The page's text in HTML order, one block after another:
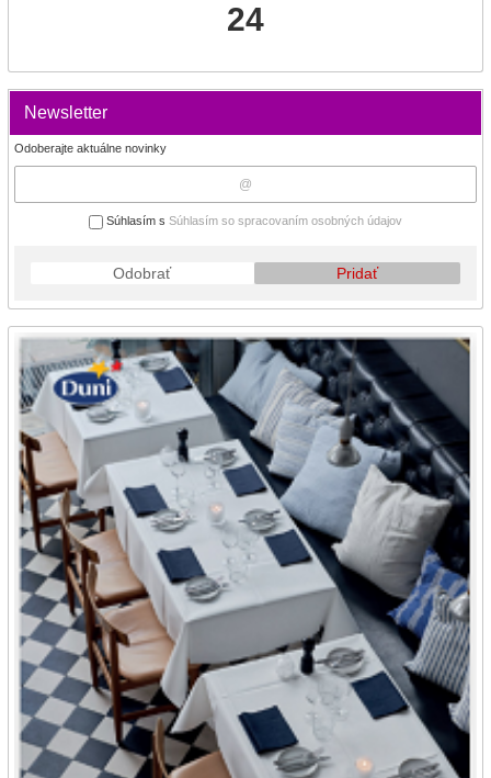
24
Newsletter
Odoberajte aktuálne novinky
Súhlasím s Súhlasím so spracovaním osobných údajov
Odobrať Pridať